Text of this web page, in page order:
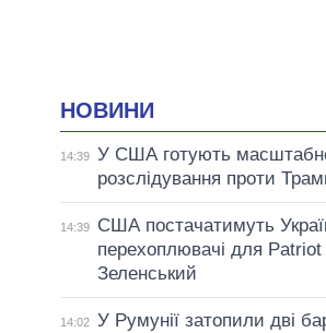
НОВИНИ
14:39 У США готують
розслідування проти
14:39
США постачатимуть
перехоплювачі для
Зеленський
14:02 У Румунії затопили дві